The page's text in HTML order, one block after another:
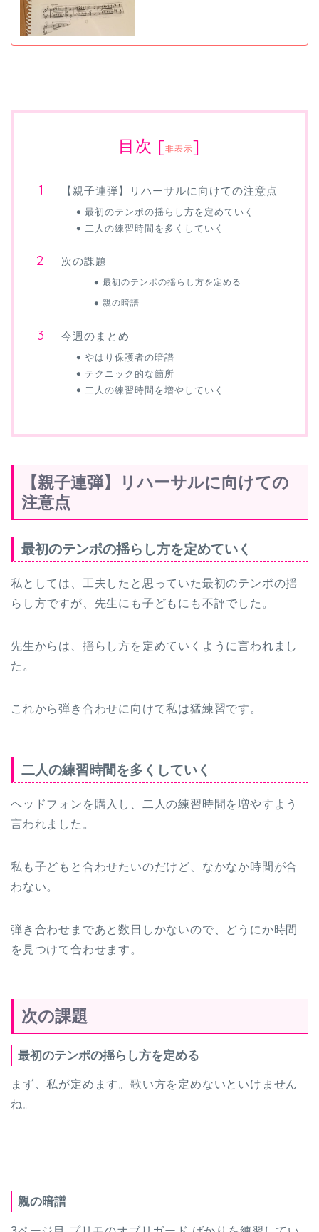
目次 [非表示]
【親子連弾】リハーサルに向けての注意点
最初のテンポの揺らし方を定めていく
二人の練習時間を多くしていく
次の課題
最初のテンポの揺らし方を定める
親の暗譜
今週のまとめ
やはり保護者の暗譜
テクニック的な箇所
二人の練習時間を増やしていく
【親子連弾】リハーサルに向けての
注意点
最初のテンポの揺らし方を定めていく
私としては、工夫したと思っていた最初のテンポの揺
らし方ですが、先生にも子どもにも不評でした。
先生からは、揺らし方を定めていくように言われまし
た。
これから弾き合わせに向けて私は猛練習です。
二人の練習時間を多くしていく
ヘッドフォンを購入し、二人の練習時間を増やすよう
言われました。
私も子どもと合わせたいのだけど、なかなか時間が合
わない。
弾き合わせまであと数日しかないので、どうにか時間
を見つけて合わせます。
次の課題
最初のテンポの揺らし方を定める
まず、私が定めます。歌い方を定めないといけません
ね。
親の暗譜